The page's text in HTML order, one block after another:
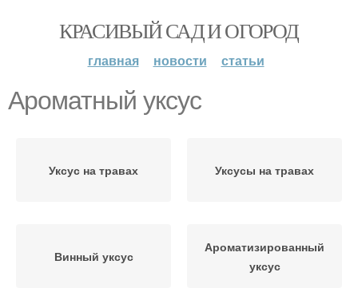
КРАСИВЫЙ САД И ОГОРОД
главная новости статьи
Ароматный уксус
Уксус на травах Уксусы на травах
Винный уксус
Ароматизированный
уксус